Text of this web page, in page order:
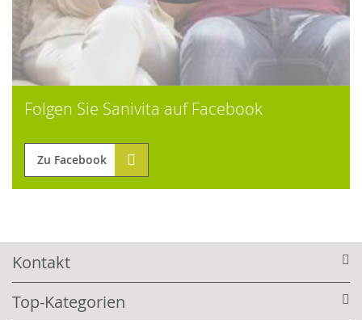
Folgen Sie Sanivita auf Facebook
Zu Facebook
Kontakt
Top-Kategorien